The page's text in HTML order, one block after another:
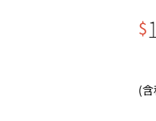
$
(